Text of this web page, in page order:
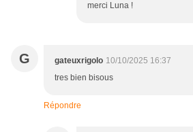
merci Luna !
G gateuxrigolo 10/10/2025 16:37
tres bien bisous
Répondre